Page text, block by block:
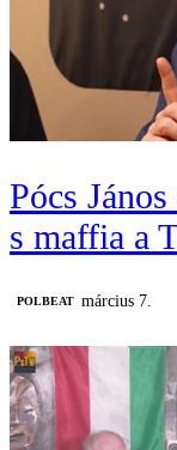
Pócs
s maffia a
‎POLBEAT március 7.